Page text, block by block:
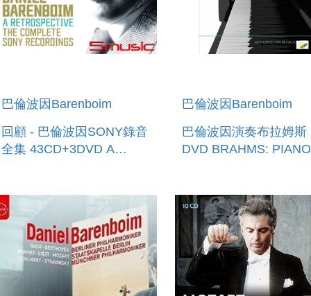
巴倫波因Barenboim
回顧 - 巴倫波因SONY錄音
全集 43CD+3DVD A
RECORDINGS
(43CD+3DVD)
巴倫波因Barenboim
巴倫波因演奏布拉姆斯
DVD BRAHMS: PIANO